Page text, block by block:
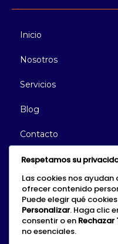
Inicio
Nosotros
Servicios
Blog
Contacto
Conéctate
Estamos aquí para
resolver cualquier inquietud.
Respetamos su
Las cookies nos ayudan
ofrecer contenido
Puede elegir qué
Personalizar. Haga clic
consentir o en Rechazar
no esenciales.